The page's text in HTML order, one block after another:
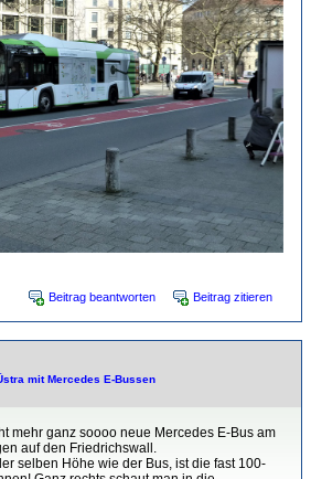
Beitrag beantworten Beitrag zitieren
mit Mercedes E-Bussen
mehr ganz soooo neue Mercedes E-Bus am
auf den Friedrichswall.
selben Höhe wie der Bus, ist die fast 100-